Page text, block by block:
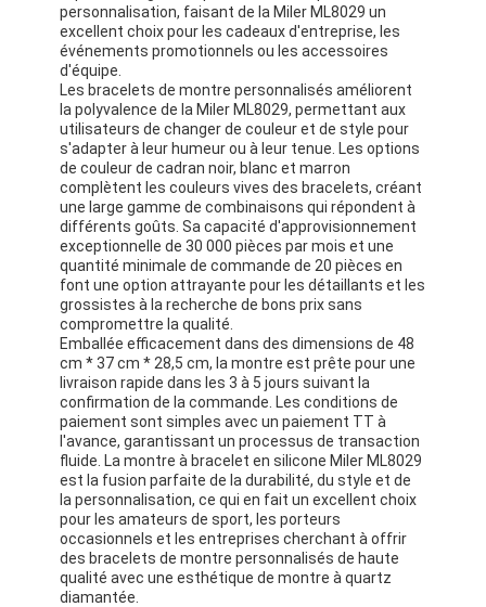
personnalisation, faisant de la Miler ML8029 un
excellent choix pour les cadeaux d'entreprise, les
événements promotionnels ou les accessoires
d'équipe.
Les bracelets de montre personnalisés améliorent
la polyvalence de la Miler ML8029, permettant aux
utilisateurs de changer de couleur et de style pour
s'adapter à leur humeur ou à leur tenue. Les options
de couleur de cadran noir, blanc et marron
complètent les couleurs vives des bracelets, créant
une large gamme de combinaisons qui répondent à
différents goûts. Sa capacité d'approvisionnement
exceptionnelle de 30 000 pièces par mois et une
quantité minimale de commande de 20 pièces en
font une option attrayante pour les détaillants et les
grossistes à la recherche de bons prix sans
compromettre la qualité.
Emballée efficacement dans des dimensions de 48
cm * 37 cm * 28,5 cm, la montre est prête pour une
livraison rapide dans les 3 à 5 jours suivant la
confirmation de la commande. Les conditions de
paiement sont simples avec un paiement TT à
l'avance, garantissant un processus de transaction
fluide. La montre à bracelet en silicone Miler ML8029
est la fusion parfaite de la durabilité, du style et de
la personnalisation, ce qui en fait un excellent choix
pour les amateurs de sport, les porteurs
occasionnels et les entreprises cherchant à offrir
des bracelets de montre personnalisés de haute
qualité avec une esthétique de montre à quartz
diamantée.